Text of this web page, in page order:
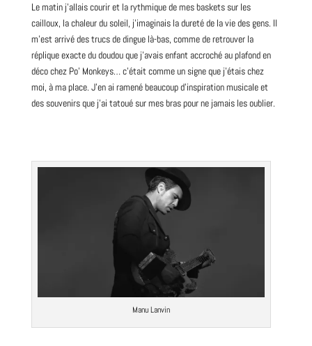
Le matin j’allais courir et la rythmique de mes baskets sur les
cailloux, la chaleur du soleil, j’imaginais la dureté de la vie des gens. Il
m’est arrivé des trucs de dingue là-bas, comme de retrouver la
réplique exacte du doudou que j’avais enfant accroché au plafond en
déco chez Po’ Monkeys… c’était comme un signe que j’étais chez
moi, à ma place. J’en ai ramené beaucoup d’inspiration musicale et
des souvenirs que j’ai tatoué sur mes bras pour ne jamais les oublier.
Manu Lanvin